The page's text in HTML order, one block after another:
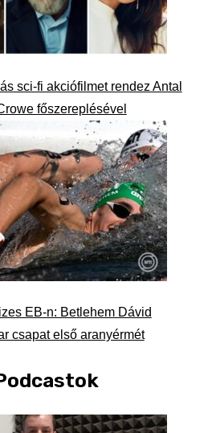
sci-fi akciófilmet rendez Antal
főszereplésével
EB-n: Betlehem Dávid
csapat első aranyérmét